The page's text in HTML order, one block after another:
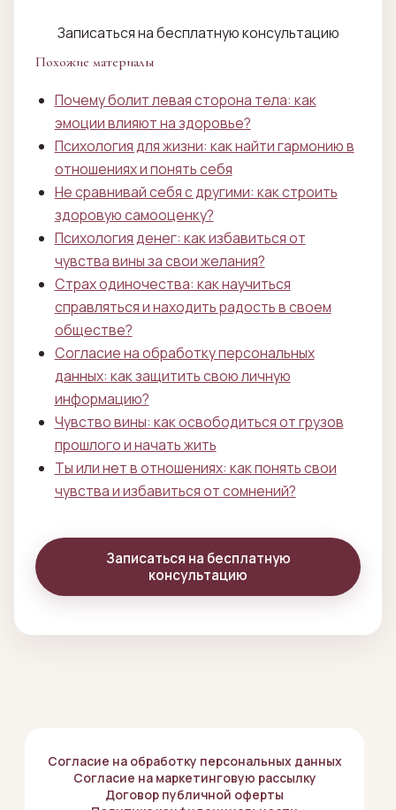
Записаться на бесплатную консультацию
Похожие материалы
Почему болит левая сторона тела: как
эмоции влияют на здоровье?
Психология для жизни: как найти гармонию в
отношениях и понять себя
Не сравнивай себя с другими: как строить
здоровую самооценку?
Психология денег: как избавиться от
чувства вины за свои желания?
Страх одиночества: как научиться
справляться и находить радость в своем
обществе?
Согласие на обработку персональных
данных: как защитить свою личную
информацию?
Чувство вины: как освободиться от грузов
прошлого и начать жить
Ты или нет в отношениях: как понять свои
чувства и избавиться от сомнений?
Записаться на бесплатную
консультацию
Согласие на обработку персональных данных
Согласие на маркетинговую рассылку
Договор публичной оферты